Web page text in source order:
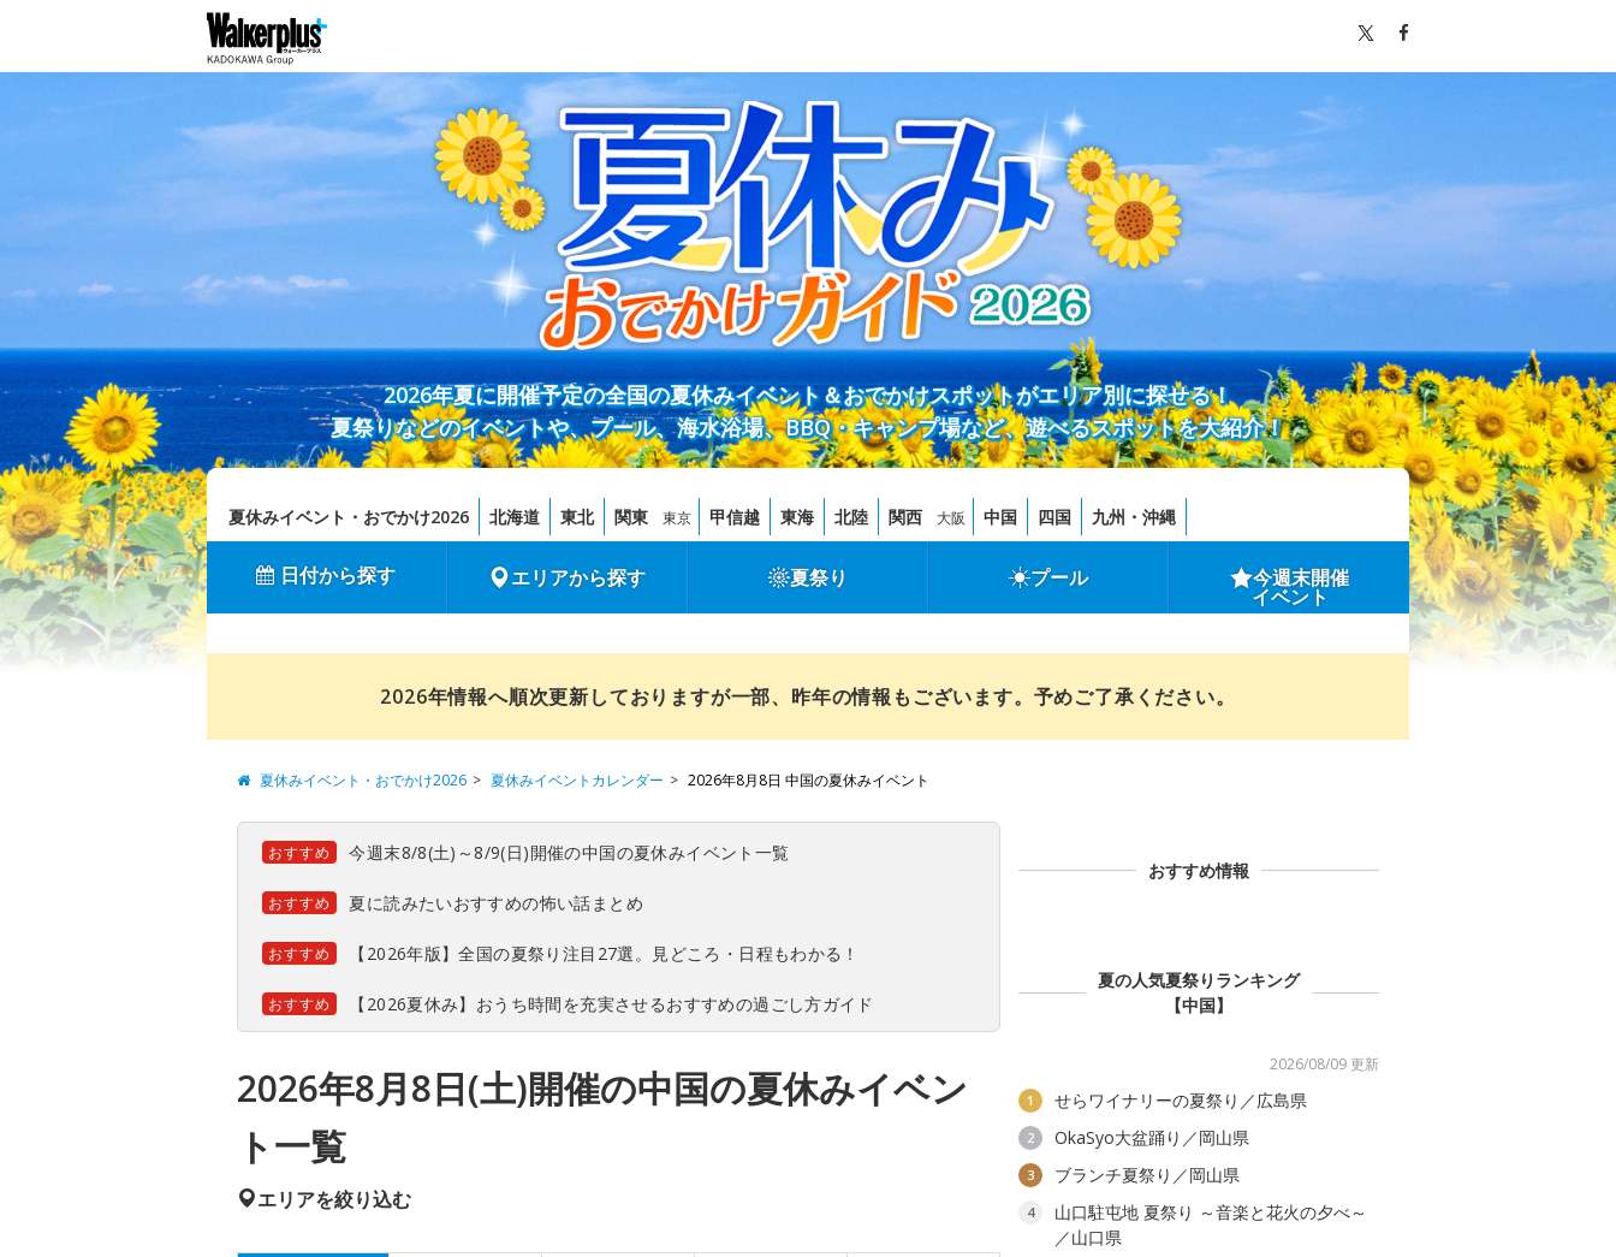
2026年夏に開催予定の全国の夏休みイベント＆おでかけスポットがエリア別に探せる！
夏祭りなどのイベントや、プール、海水浴場、BBQ・キャンプ場など、遊べるスポットを大紹介！
夏休みイベント・おでかけ2026 北海道 東北 関東 東京 甲信越 東海 北陸 関西 大阪 中国 四国 九州・沖縄
日付から探す エリアから探す 夏祭り プール 今週末開催
イベント
2026年情報へ順次更新しておりますが一部、昨年の情報もございます。予めご了承ください。
夏休みイベント・おでかけ2026 夏休みイベントカレンダー 2026年8月8日 中国の夏休みイベント
おすすめ 今週末8/8(土)～8/9(日)開催の中国の夏休みイベント一覧
おすすめ 夏に読みたいおすすめの怖い話まとめ
おすすめ 【2026年版】全国の夏祭り注目27選。見どころ・日程もわかる！
おすすめ 【2026夏休み】おうち時間を充実させるおすすめの過ごし方ガイド
2026年8月8日(土)開催の中国の夏休みイベン
ト一覧
エリアを絞り込む
おすすめ情報
夏の人気夏祭りランキング
【中国】
2026/08/09 更新
1 せらワイナリーの夏祭り／広島県
2 OkaSyo大盆踊り／岡山県
3 ブランチ夏祭り／岡山県
4
山口駐屯地 夏祭り ～音楽と花火の夕べ～
／山口県